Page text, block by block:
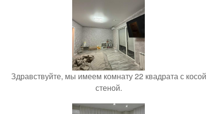
Здравствуйте, мы имеем комнату 22 квадрата с косой
стеной.